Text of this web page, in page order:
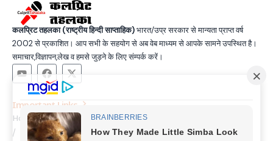
कलप्रिट तहलका (राष्ट्रीय हिन्दी साप्ताहिक)भारत/उप्र सरकार से मान्यता प्राप्त वर्ष
2002 से प्रकाशित। आप सभी के सहयोग से अब वेब माध्यम से आपके सामने उपस्थित है।
समाचार,विज्ञापन,लेख व हमसे जुड़ने के लिए संम्पर्क करें।
Important Links
Home Latest News Contact
Privacy Policy
Terms and Condition Join Us